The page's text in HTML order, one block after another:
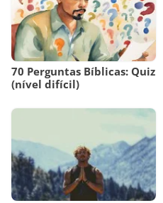
70 Perguntas Bíblicas: Quiz
(nível difícil)